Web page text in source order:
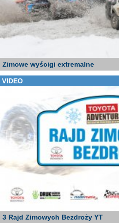
Zimowe wyścigi extremalne
VIDEO
3 Rajd Zimowych Bezdroży YT